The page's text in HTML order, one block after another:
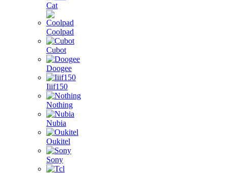
Cat
Coolpad
Cubot
Doogee
Iiif150
Nothing
Nubia
Oukitel
Sony